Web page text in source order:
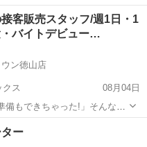
っかりお教えます！) ・入退
員 社会保険完
客販売スタッフ/週1日・1
バイトデビュー…
ン徳山店
ス
08月04日
備もできちゃった!」そんな先
らなくても大丈夫。一から丁
・1日1時間〜OKの柔軟シフ
ー